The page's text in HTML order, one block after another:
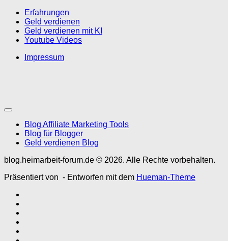
Erfahrungen
Geld verdienen
Geld verdienen mit KI
Youtube Videos
Impressum
Blog Affiliate Marketing Tools
Blog für Blogger
Geld verdienen Blog
blog.heimarbeit-forum.de © 2026. Alle Rechte vorbehalten.
Präsentiert von - Entworfen mit dem Hueman-Theme